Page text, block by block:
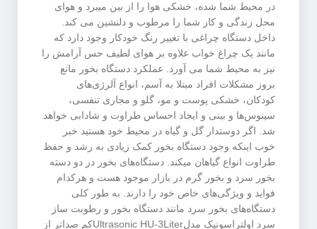
در محیط شما شده، خشکی هوا را از بین میبرد و هوای
محل زندگی و کار شما را مرطوب و دلنشین می کند.
داخل دستگاه چراغی با تغییر رنگ خودکار وجود دارد که
مانند یک چراغ خواب علاوه بر هوای لطیف حس آرامش را
نیز به محیط شما می آورد. عملکرد دستگاه بخور مانع
بروز مشکلات افراد مبتلا به آسم، انواع آلرژی‌های
کودکان، خشکی پوست و مو، گلو و مجاری تنفسی،
سینوس‌ها و بینی و ایجاد احساس طراوت و شادابی خواهد
شد. اگر دوستدار گل و گیاه در محیط خود هستید خبر
خوب اینکه وجود دستگاه بخور کمک زیادی به رشد و حفظ
طراوت انواع گیاهان میکند. دستگاه‌های بخور در دو دسته
بخور سرد و بخور گرم در بازار موجود هست و هرکدام
فواید و ویژگی‌های خاص خود را دارند. به طور کلی
دستگاه‌های بخور سرد مانند دستگاه بخور و رطوبت ساز
سرد اولتراسونیک مدلUltrasonic HU-3Literکم صداتر از